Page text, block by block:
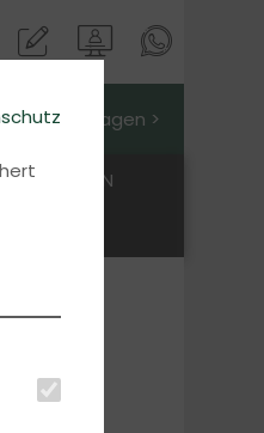
Preis anfragen >
EDUCATION